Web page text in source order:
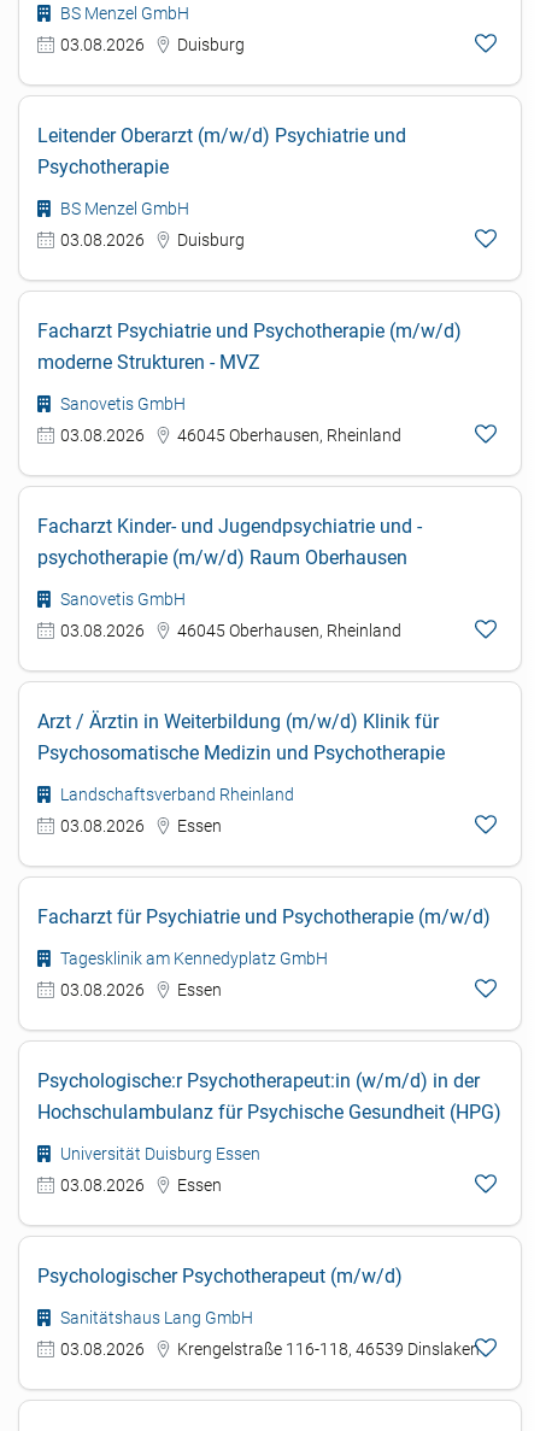
BS Menzel GmbH
03.08.2026
Duisburg
Leitender Oberarzt (m/w/d) Psychiatrie und
Psychotherapie
BS Menzel GmbH
03.08.2026
Duisburg
Facharzt Psychiatrie und Psychotherapie (m/w/d)
moderne Strukturen - MVZ
Sanovetis GmbH
03.08.2026
46045 Oberhausen, Rheinland
Facharzt Kinder- und Jugendpsychiatrie und -
psychotherapie (m/w/d) Raum Oberhausen
Sanovetis GmbH
03.08.2026
46045 Oberhausen, Rheinland
Arzt / Ärztin in Weiterbildung (m/w/d) Klinik für
Psychosomatische Medizin und Psychotherapie
Landschaftsverband Rheinland
03.08.2026
Essen
Facharzt für Psychiatrie und Psychotherapie (m/w/d)
Tagesklinik am Kennedyplatz GmbH
03.08.2026
Essen
Psychologische:r Psychotherapeut:in (w/m/d) in der
Hochschulambulanz für Psychische Gesundheit (HPG)
Universität Duisburg Essen
03.08.2026
Essen
Psychologischer Psychotherapeut (m/w/d)
Sanitätshaus Lang GmbH
03.08.2026
Krengelstraße 116-118, 46539 Dinslaken